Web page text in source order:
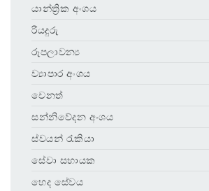
යාන්ත්‍රික අංශය
රියදුරු
රූපලාවන්‍ය
ව්‍යාපාර අංශය
වෙනත්
සන්නිවේදන අංශය
ස්වයන් රැකියා
සේවා සහායක
හෙද සේවය